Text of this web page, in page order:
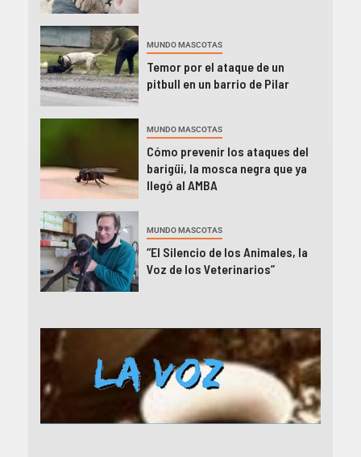
MUNDO MASCOTAS
Temor por el ataque de un
pitbull en un barrio de Pilar
MUNDO MASCOTAS
Cómo prevenir los ataques del
barigüí, la mosca negra que ya
llegó al AMBA
MUNDO MASCOTAS
“El Silencio de los Animales, la
Voz de los Veterinarios”